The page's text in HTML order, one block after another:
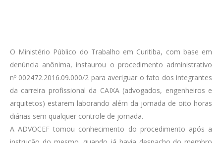
O Ministério Público do Trabalho em Curitiba, com base em
denúncia anônima, instaurou o procedimento administrativo
nº 002472.2016.09.000/2 para averiguar o fato dos integrantes
da carreira profissional da CAIXA (advogados, engenheiros e
arquitetos) estarem laborando além da jornada de oito horas
diárias sem qualquer controle de jornada.
A ADVOCEF tomou conhecimento do procedimento após a